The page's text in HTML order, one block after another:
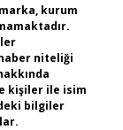
kurum
niteliği
kişiler ile isim
bilgiler